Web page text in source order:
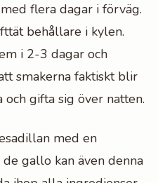
flera dagar i förväg.
behållare i kylen.
i 2-3 dagar och
smakerna faktiskt blir
gifta sig över natten.
med en
gallo kan även denna